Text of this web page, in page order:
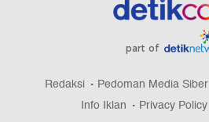
part of
Redaksi Pedoman Media Siber
Info Iklan
Privacy Policy